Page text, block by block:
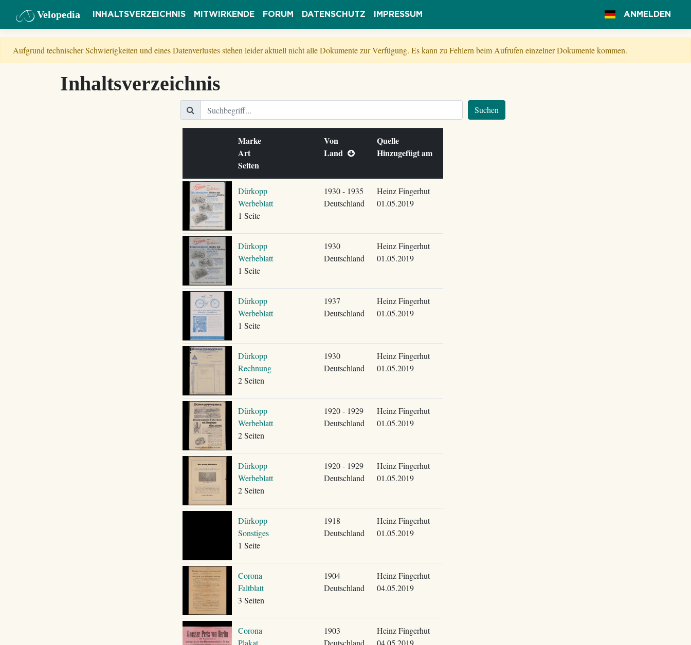
Velopedia INHALTSVERZEICHNIS MITWIRKENDE FORUM DATENSCHUTZ IMPRESSUM ANMELDEN
Aufgrund technischer Schwierigkeiten und eines Datenverlustes stehen leider aktuell nicht alle Dokumente zur Verfügung. Es kann zu Fehlern beim Aufrufen einzelner Dokumente kommen.
Inhaltsverzeichnis
Suchen
Marke
Art
Seiten
Von
Land
Quelle
Hinzugefügt am
Dürkopp
Werbeblatt
1 Seite
1930 - 1935
Deutschland
Heinz Fingerhut
01.05.2019
Dürkopp
Werbeblatt
1 Seite
1930
Deutschland
Heinz Fingerhut
01.05.2019
Dürkopp
Werbeblatt
1 Seite
1937
Deutschland
Heinz Fingerhut
01.05.2019
Dürkopp
Rechnung
2 Seiten
1930
Deutschland
Heinz Fingerhut
01.05.2019
Dürkopp
Werbeblatt
2 Seiten
1920 - 1929
Deutschland
Heinz Fingerhut
01.05.2019
Dürkopp
Werbeblatt
2 Seiten
1920 - 1929
Deutschland
Heinz Fingerhut
01.05.2019
Dürkopp
Sonstiges
1 Seite
1918
Deutschland
Heinz Fingerhut
01.05.2019
Corona
Faltblatt
3 Seiten
1904
Deutschland
Heinz Fingerhut
04.05.2019
Corona
Plakat
1903
Deutschland
Heinz Fingerhut
04.05.2019